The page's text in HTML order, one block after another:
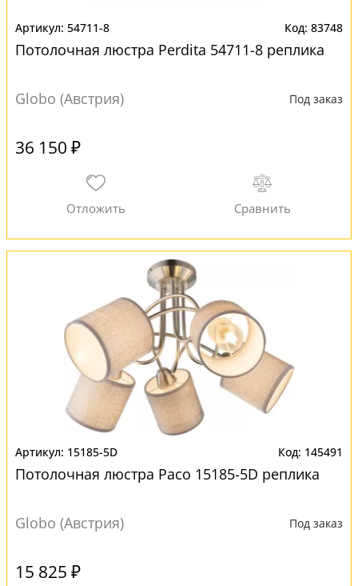
54711-8 83748
Потолочная люстра Perdita 54711-8 реплика
Globo (Австрия) Под заказ
36 150 ₽
15185-5D 145491
Потолочная люстра Paco 15185-5D реплика
Globo (Австрия) Под заказ
15 825 ₽